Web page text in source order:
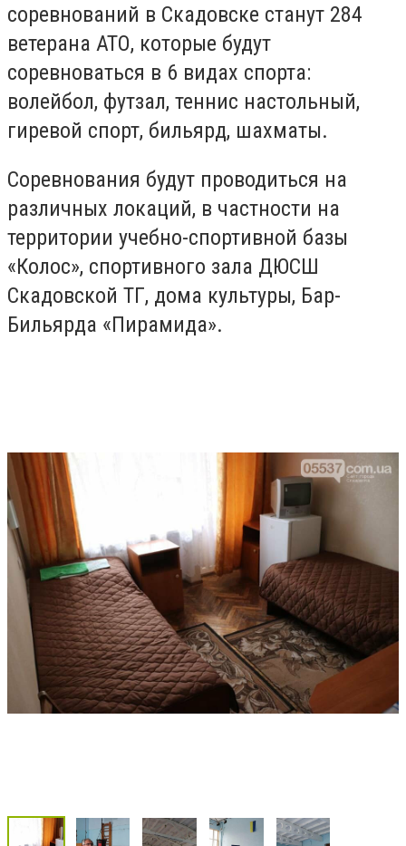
соревнований в Скадовске станут 284
ветерана АТО, которые будут
соревноваться в 6 видах спорта:
волейбол, футзал, теннис настольный,
гиревой спорт, бильярд, шахматы.
Соревнования будут проводиться на
различных локаций, в частности на
территории учебно-спортивной базы
«Колос», спортивного зала ДЮСШ
Скадовской ТГ, дома культуры, Бар-
Бильярда «Пирамида».